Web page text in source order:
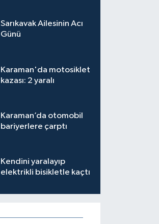
Sarıkavak Ailesinin Acı
Günü
Karaman'da motosiklet
kazası: 2 yaralı
Karaman’da otomobil
bariyerlere çarptı
Kendini yaralayıp
elektrikli bisikletle kaçtı